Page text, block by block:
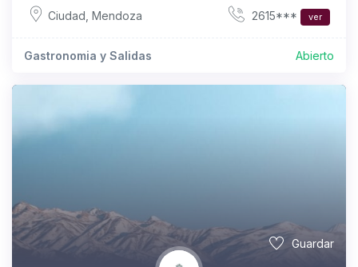
Ciudad Mendoza 2615*** ver
Gastronomia y Salidas Abierto
Guardar